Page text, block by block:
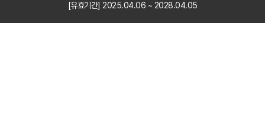
[유효기간] 2025.04.06 ~ 2028.04.05